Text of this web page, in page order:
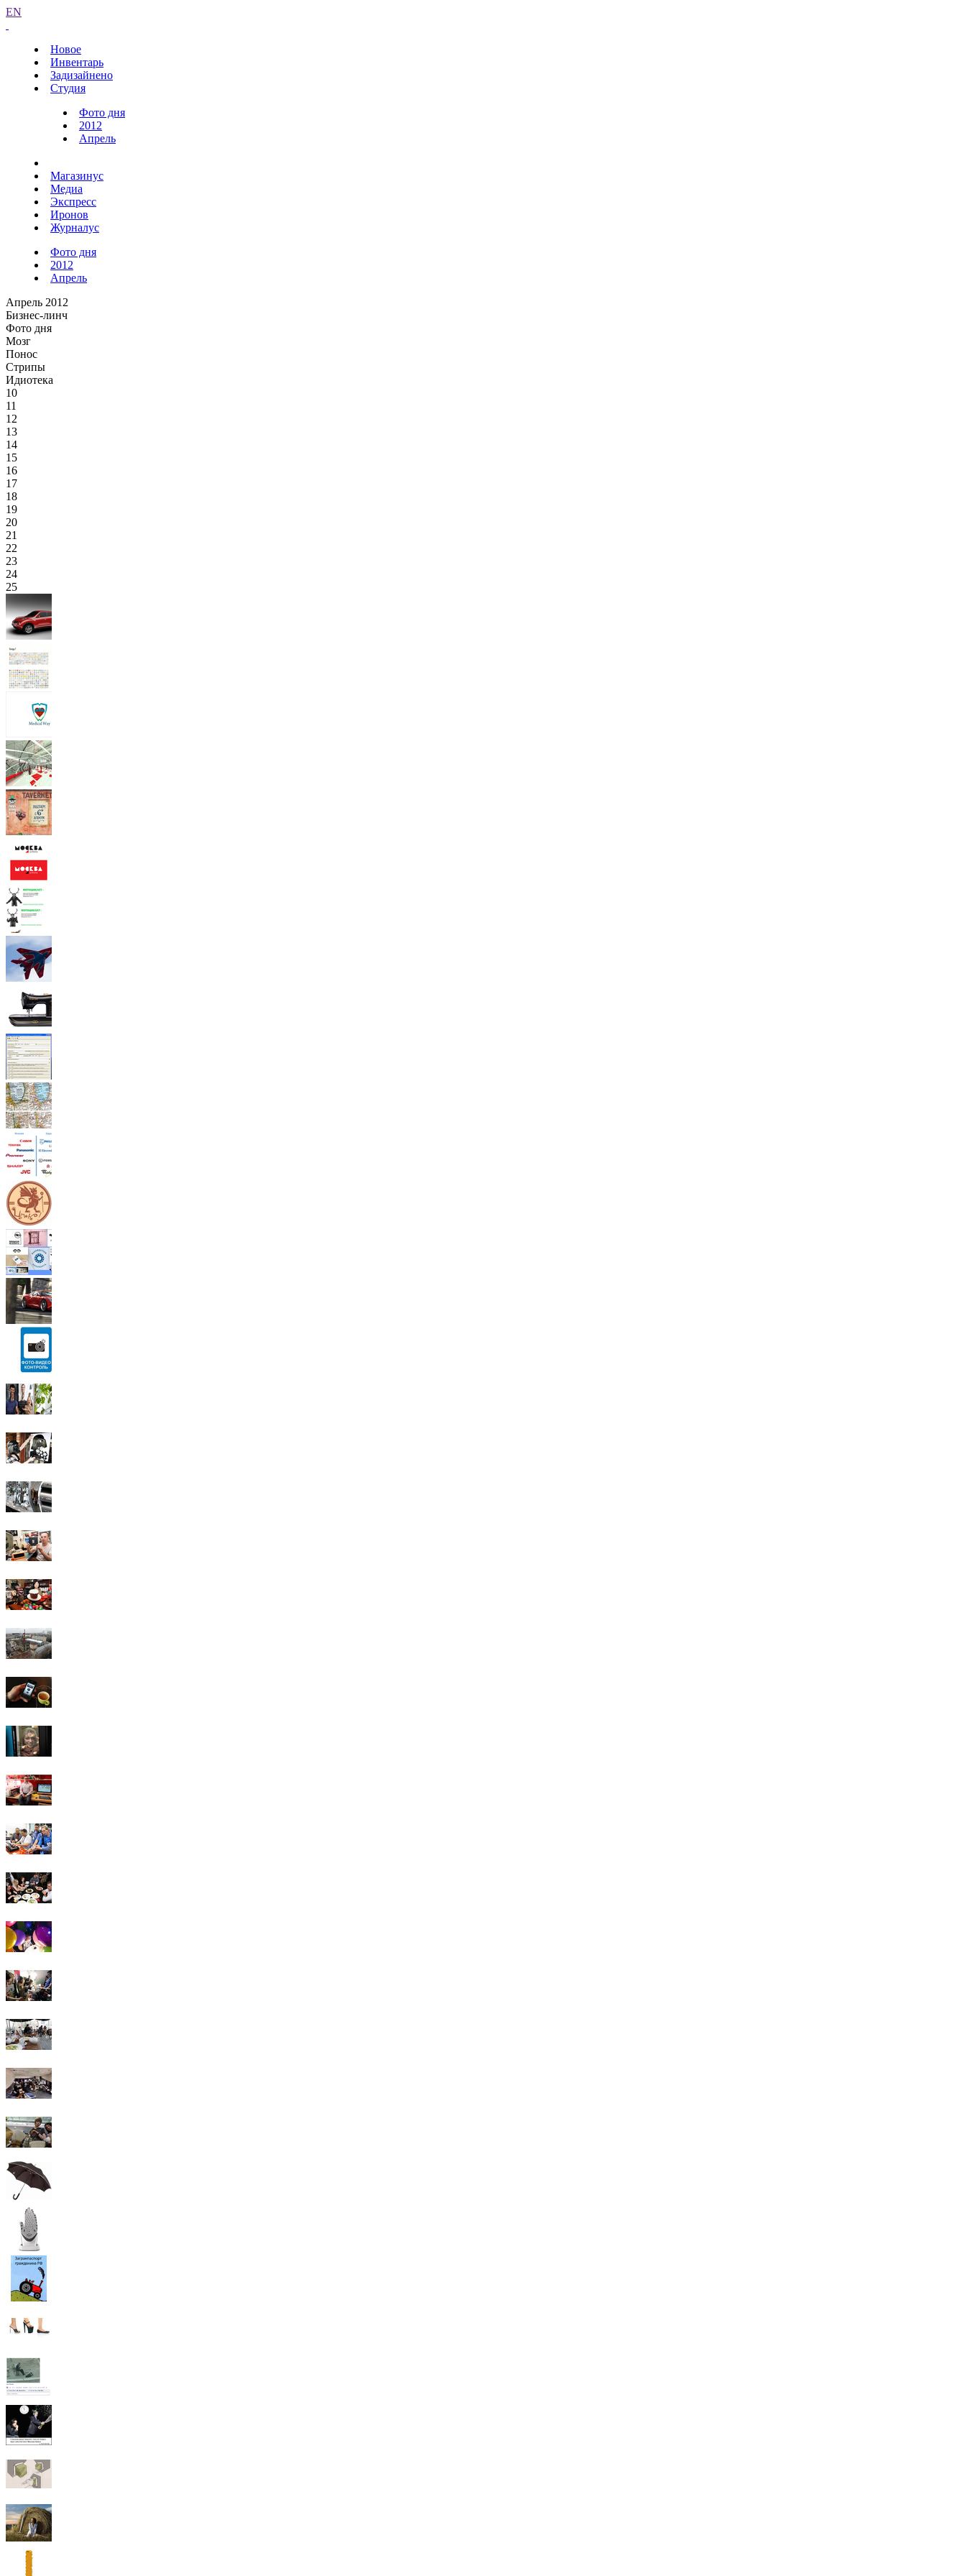
EN
Новое
Инвентарь
Задизайнено
Студия
Фото дня
2012
Апрель
Магазинус
Медиа
Экспресс
Иронов
Журналус
Фото дня
2012
Апрель
Апрель 2012
Бизнес-линч
Фото дня
Мозг
Понос
Стрипы
Идиотека
10
11
12
13
14
15
16
17
18
19
20
21
22
23
24
25